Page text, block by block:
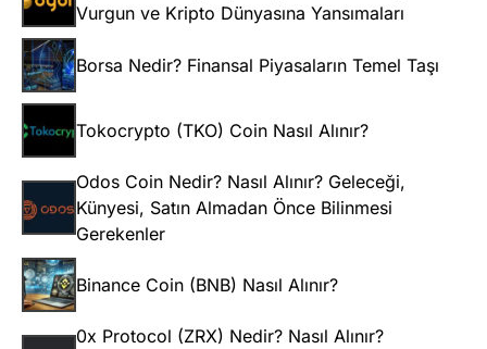
Vurgun ve Kripto Dünyasına Yansımaları
Borsa Nedir? Finansal Piyasaların Temel Taşı
Tokocrypto (TKO) Coin Nasıl Alınır?
Odos Coin Nedir? Nasıl Alınır? Geleceği,
Künyesi, Satın Almadan Önce Bilinmesi
Gerekenler
Binance Coin (BNB) Nasıl Alınır?
0x Protocol (ZRX) Nedir? Nasıl Alınır?